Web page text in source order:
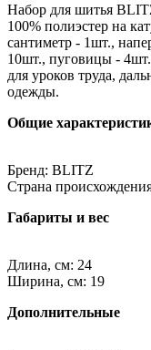
Набор для шитья
100% полиэстер на
сантиметр - 1шт.,
10шт., пуговицы -
для уроков труда,
одежды.
Общие
Бренд: BLITZ
Страна
Габариты и вес
Длина, см: 24
Ширина, см: 19
Дополнительные